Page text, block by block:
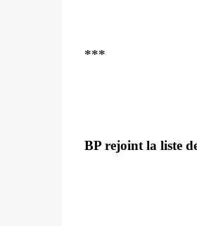
***
BP rejoint la liste